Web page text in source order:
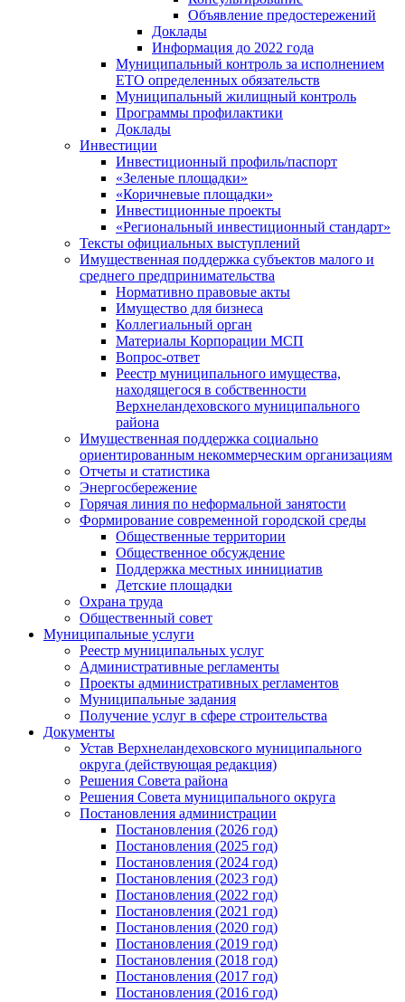
Объявление предостережений
Доклады
Информация до 2022 года
Муниципальный контроль за исполнением
ЕТО определенных обязательств
Муниципальный жилищный контроль
Программы профилактики
Доклады
Инвестиции
Инвестиционный профиль/паспорт
«Зеленые площадки»
«Коричневые площадки»
Инвестиционные проекты
«Региональный инвестиционный стандарт»
Тексты официальных выступлений
Имущественная поддержка субъектов малого и
среднего предпринимательства
Нормативно правовые акты
Имущество для бизнеса
Коллегиальный орган
Материалы Корпорации МСП
Вопрос-ответ
Реестр муниципального имущества,
находящегося в собственности
Верхнеландеховского муниципального
района
Имущественная поддержка социально
ориентированным некоммерческим организациям
Отчеты и статистика
Энергосбережение
Горячая линия по неформальной занятости
Формирование современной городской среды
Общественные территории
Общественное обсуждение
Поддержка местных иннициатив
Детские площадки
Охрана труда
Общественный совет
Муниципальные услуги
Реестр муниципальных услуг
Административные регламенты
Проекты административных регламентов
Муниципальные задания
Получение услуг в сфере строительства
Документы
Устав Верхнеландеховского муниципального
округа (действующая редакция)
Решения Совета района
Решения Совета муниципального округа
Постановления администрации
Постановления (2026 год)
Постановления (2025 год)
Постановления (2024 год)
Постановления (2023 год)
Постановления (2022 год)
Постановления (2021 год)
Постановления (2020 год)
Постановления (2019 год)
Постановления (2018 год)
Постановления (2017 год)
Постановления (2016 год)